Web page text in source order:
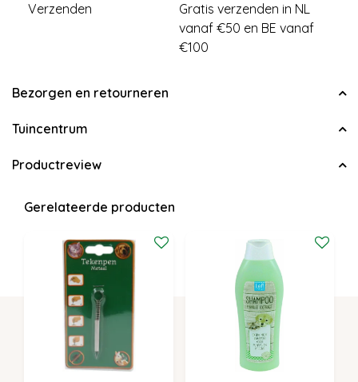
Verzenden
Gratis verzenden in NL
vanaf €50 en BE vanaf
€100
Bezorgen en retourneren
Tuincentrum
Productreview
Gerelateerde producten